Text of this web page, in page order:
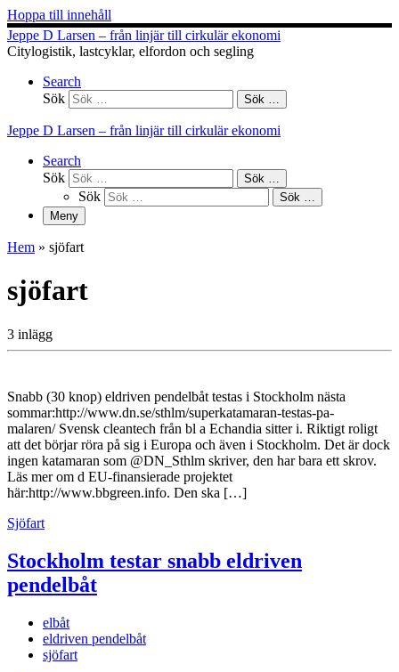
Hoppa till innehåll
Jeppe D Larsen – från linjär till cirkulär ekonomi
Citylogistik, lastcyklar, elfordon och segling
Search
Sök
Sök …
Jeppe D Larsen – från linjär till cirkulär ekonomi
Search
Sök
Sök …
Sök
Sök …
Meny
Hem » sjöfart
sjöfart
3 inlägg
Snabb (30 knop) eldriven pendelbåt testas i Stockholm nästa
sommar:http://www.dn.se/sthlm/superkatamaran-testas-pa-
malaren/ Svensk cleantech från bl a Echandia sitter i. Riktigt roligt
att det börjar röra på sig i Europa och även i Stockholm. Det är dock
ingen katamaran som @DN_Sthlm skriver, den har bara ett skrov.
Läs mer om d EU-finansierade projektet
här:http://www.bbgreen.info. Den ska […]
Sjöfart
Stockholm testar snabb eldriven
pendelbåt
elbåt
eldriven pendelbåt
sjöfart